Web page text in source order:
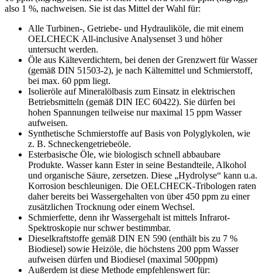
also 1 %, nachweisen. Sie ist das Mittel der Wahl für:
Alle Turbinen-, Getriebe- und Hydrauliköle, die mit einem
OELCHECK All-inclusive Analysenset 3 und höher
untersucht werden.
Öle aus Kälteverdichtern, bei denen der Grenzwert für Wasser
(gemäß DIN 51503-2), je nach Kältemittel und Schmierstoff,
bei max. 60 ppm liegt.
Isolieröle auf Mineralölbasis zum Einsatz in elektrischen
Betriebsmitteln (gemäß DIN IEC 60422). Sie dürfen bei
hohen Spannungen teilweise nur maximal 15 ppm Wasser
aufweisen.
Synthetische Schmierstoffe auf Basis von Polyglykolen, wie
z. B. Schneckengetriebeöle.
Esterbasische Öle, wie biologisch schnell abbaubare
Produkte. Wasser kann Ester in seine Bestandteile, Alkohol
und organische Säure, zersetzen. Diese „Hydrolyse“ kann u.a.
Korrosion beschleunigen. Die OELCHECK-Tribologen raten
daher bereits bei Wassergehalten von über 450 ppm zu einer
zusätzlichen Trocknung oder einem Wechsel.
Schmierfette, denn ihr Wassergehalt ist mittels Infrarot-
Spektroskopie nur schwer bestimmbar.
Dieselkraftstoffe gemäß DIN EN 590 (enthält bis zu 7 %
Biodiesel) sowie Heizöle, die höchstens 200 ppm Wasser
aufweisen dürfen und Biodiesel (maximal 500ppm)
Außerdem ist diese Methode empfehlenswert für: